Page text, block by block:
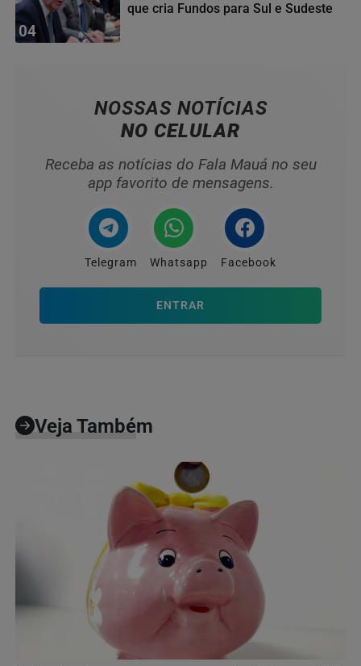
04
que cria Fundos para Sul e Sudeste
NOSSAS NOTÍCIAS
NO CELULAR
Receba as notícias do Fala Mauá no seu
app favorito de mensagens.
Telegram Whatsapp Facebook
ENTRAR
Veja Também